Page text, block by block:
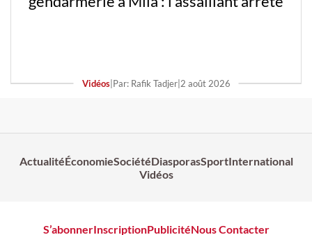
Vidéos| Par: Rafik Tadjer| 2 août 2026
ActualitéÉconomieSociétéDiasporasSportInternational
Vidéos
S’abonnerInscriptionPublicitéNous Contacter